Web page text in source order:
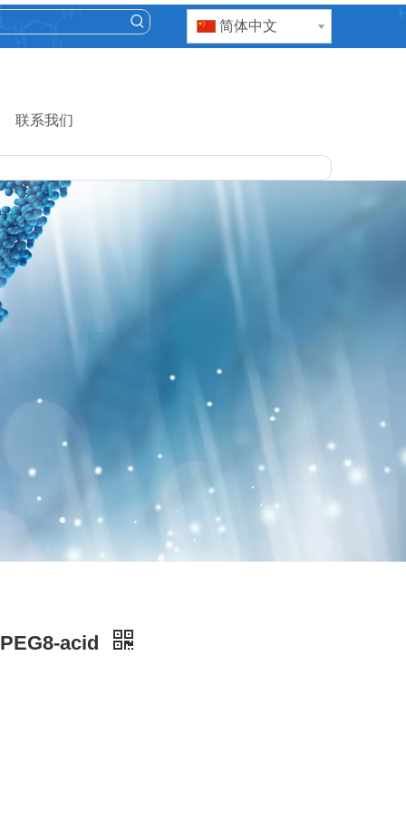
简体中文
联系我们
acid